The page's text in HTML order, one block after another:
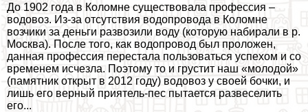
До 1902 года в Коломне существовала профессия –
водовоз. Из-за отсутствия водопровода в Коломне
возчики за деньги развозили воду (которую набирали в р.
Москва). После того, как водопровод был проложен,
данная профессия перестала пользоваться успехом и со
временем исчезла. Поэтому то и грустит наш «молодой»
(памятник открыт в 2012 году) водовоз у своей бочки, и
лишь его верный приятель-пес пытается развеселить
его...